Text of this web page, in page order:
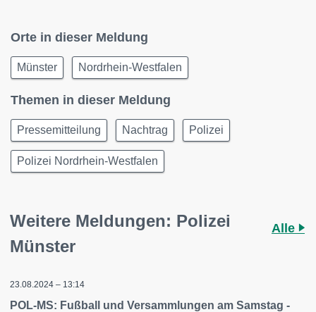
Orte in dieser Meldung
Münster Nordrhein-Westfalen
Themen in dieser Meldung
Pressemitteilung Nachtrag Polizei
Polizei Nordrhein-Westfalen
Weitere Meldungen: Polizei
Münster
Alle
23.08.2024 – 13:14
POL-MS: Fußball und Versammlungen am Samstag -